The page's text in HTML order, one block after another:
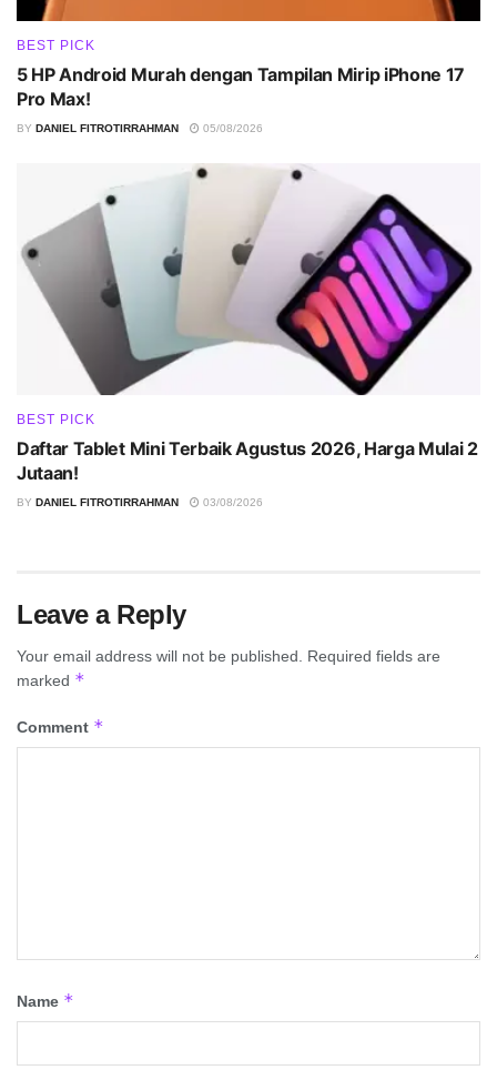
BEST PICK
5 HP Android Murah dengan Tampilan Mirip iPhone 17
Pro Max!
BY DANIEL FITROTIRRAHMAN 05/08/2026
BEST PICK
Daftar Tablet Mini Terbaik Agustus 2026, Harga Mulai 2
Jutaan!
BY DANIEL FITROTIRRAHMAN 03/08/2026
Leave a Reply
Your email address will not be published. Required fields are
marked *
Comment *
Name *